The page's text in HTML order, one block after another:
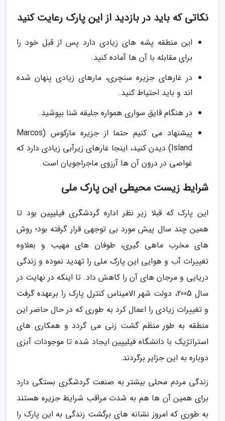
نکاتی که باید در بازدید از این پارک رعایت کنید
این منطقه پشه های زیادی دارد پس از قبل خود را
برای مقابله با آن ها آماده کنید.
در غارهای جزیره سنچری، مارهای زیادی پنهان شده
اند و باید احتیاط کنید.
در هنگام قایق سواری همواره جلیقه شنا بپوشید.
پیشنهاد می کنیم حتما از جزیره مارکوس (Marcos
Island) دیدن کنید، اینجا غارهای زیرآبی زیادی دارد که
غواصی در درون آن ها آرزوی ماجراجویان است.
شرایط زیست محیطی این پارک ملی
این پارک که قبلا زیر نظر اداره گردشگری فیلیپین بود تا
همین چند سال پیش مورد بی توجهی قرار گرفته بود؛ روش
های مخرب ماهی گیری، طوفان های مهیب و بعلاوه
تغییرات آب و هوایی این پارک ملی را تهدید نموده و زندگی
دریایی و مرجان های آن را کاهش داد. تا اینکه در نهایت در
سال 2005، دولت شهر الامیناس کنترل پارک را برعهده گرفت
و تغییرات زیادی را اعمال کرد به طوری که در حال حاضر این
منطقه به طور منظم گشت زنی می گردد و همکاری های
استراتژیک با دانشگاه فیلیپین ایجاد شده تا موجودات آبزی
دوباره به این جزایر برگردند.
زندگی مردم محلی بیشتر به صنعت گردشگری بستگی دارد
برای همین آن ها هم به شدت مراقب شرایط جزیره هستند
به طوری که امروز نشانه های برگشت زندگی به این پارک را